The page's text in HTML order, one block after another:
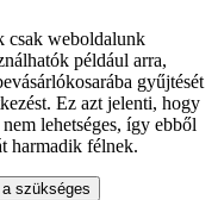
csak weboldalunk
például arra,
gyűjtését
Ez azt jelenti, hogy
lehetséges, így ebből
harmadik félnek.
szükséges